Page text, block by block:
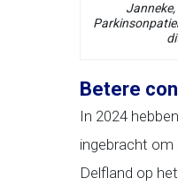
Betere
In 2024
ingebracht
Delfland op het